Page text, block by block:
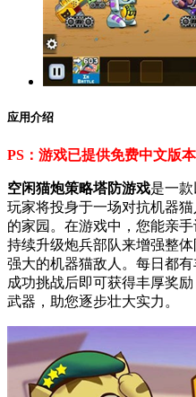
应用介绍
PS：游戏已提供免费中文版
空闲猫炮策略塔防游戏是一
玩家将投身于一场对抗机器
的家园。在游戏中，您能亲
持续升级炮兵部队来增强整
强大的机器猫敌人。每日都
成功挑战后即可获得丰厚奖
武器，助您逐步壮大实力。